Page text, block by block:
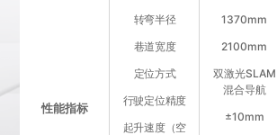
性能指标
转弯半径
巷道宽度
定位方式
行驶定位精度
起升速度（空
1370mm
2100mm
双激光SLAM
混合导航
±10mm